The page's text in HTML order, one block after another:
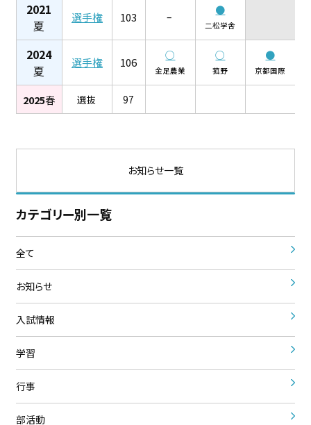
2021
夏
選手権 103 – ●
二松学舎
2024
夏
選手権 106 ○
金足農業
○
菰野
●
京都国際
2025春 選抜 97
お知らせ一覧
カテゴリー別一覧
全て
お知らせ
入試情報
学習
行事
部活動